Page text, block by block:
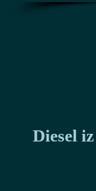
Diesel